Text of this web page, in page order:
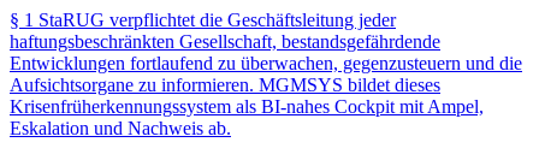
§ 1 StaRUG verpflichtet die Geschäftsleitung jeder
haftungsbeschränkten Gesellschaft, bestandsgefährdende
Entwicklungen fortlaufend zu überwachen, gegenzusteuern und die
Aufsichtsorgane zu informieren. MGMSYS bildet dieses
Krisenfrüherkennungssystem als BI-nahes Cockpit mit Ampel,
Eskalation und Nachweis ab.